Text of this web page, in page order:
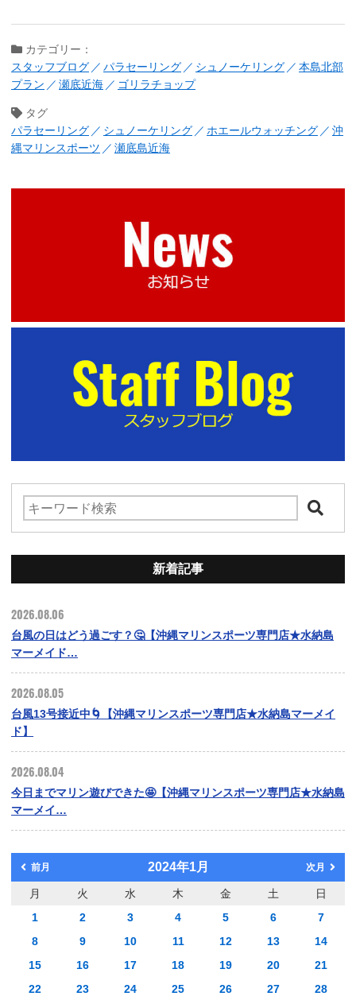
カテゴリー：
スタッフブログ
パラセーリング シュノーケリング
本島北部
プラン
瀬底近海 ゴリラチョップ
タグ
パラセーリング
シュノーケリング ホエールウォッチング
沖
縄マリンスポーツ
瀬底島近海
新着記事
2026.08.06
台風の日はどう過ごす？🤔【沖縄マリンスポーツ専門店★水納島
マーメイド…
2026.08.05
台風13号接近中🌀【沖縄マリンスポーツ専門店★水納島マーメイ
ド】
2026.08.04
今日までマリン遊びできた🤩【沖縄マリンスポーツ専門店★水納島
マーメイ…
前月 2024年1月 次月
月 火 水 木 金 土
日
1
2 3 4 5 6
7
8
9 10 11 12 13
14
15
16 17 18 19 20
21
22
23 24 25 26 27 28